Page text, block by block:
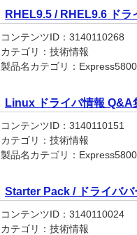
RHEL9.5 / RHEL9.6 ドラ
コンテンツID：3140110268
カテゴリ：技術情報
製品名カテゴリ：
Linux ドライバ情報 Q&A
コンテンツID：3140110151
カテゴリ：技術情報
製品名カテゴリ：
Starter Pack / ドライババ
コンテンツID：3140110024
カテゴリ：技術情報